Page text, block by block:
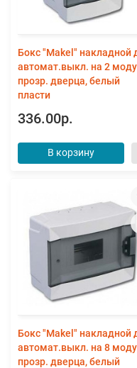
Бокс "Makel" накладной
автомат.выкл. на 2
прозр. дверца, белый
пласти
336.00р.
В корзину
Бокс "Makel" накладной
автомат.выкл. на 8
прозр. дверца, белый